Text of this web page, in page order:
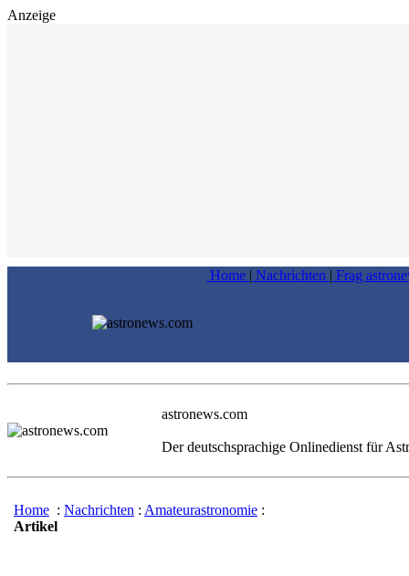
Anzeige
Home | Nachrichten | Frag
astronews.com
Der deutschsprachige Onlinedienst für
Home : Nachrichten : Amateurastronomie :
Artikel